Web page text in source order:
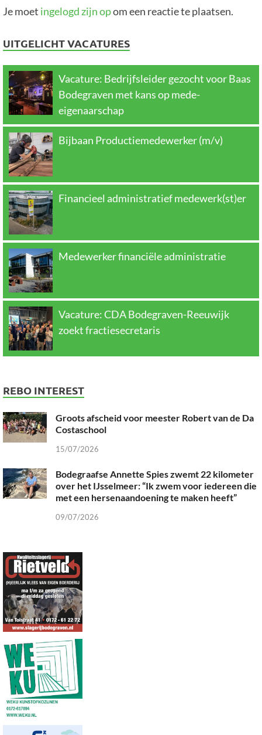
Je moet ingelogd zijn opom een reactie te plaatsen.
UITGELICHT VACATURES
Vacature: Bedrijfsleider gezocht voor Baas
Bodegraven met kans op mede-
eigenaarschap
Bijbaan Productiemedewerker (m/v)
Financieel administratief medewerk(st)er
Medewerker financiële administratie
Vacature: CDA Bodegraven-Reeuwijk
zoekt fractiesecretaris
REBO INTEREST
Groots afscheid voor meester Robert van de Da
Costaschool
15/07/2026
Bodegraafse Annette Spies zwemt 22 kilometer
over het IJsselmeer: “Ik zwem voor iedereen die
met een hersenaandoening te maken heeft”
09/07/2026